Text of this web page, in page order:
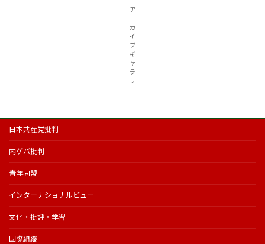
ア
ー
カ
イ
ブ
ギ
ャ
ラ
リ
ー
日本共産党批判
内ゲバ批判
青年同盟
インターナショナルビュー
文化・批評・学習
国際組織